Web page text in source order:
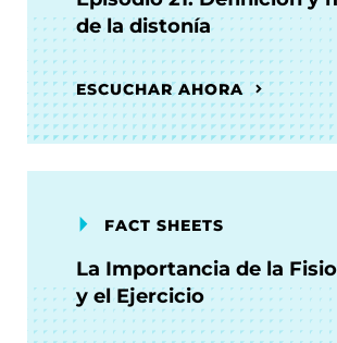
de la distonía
ESCUCHAR AHORA
FACT SHEETS
La Importancia de la
y el Ejercicio